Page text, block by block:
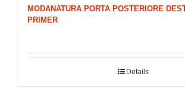
MODANATURA PORTA POSTERIORE
PRIMER
Details